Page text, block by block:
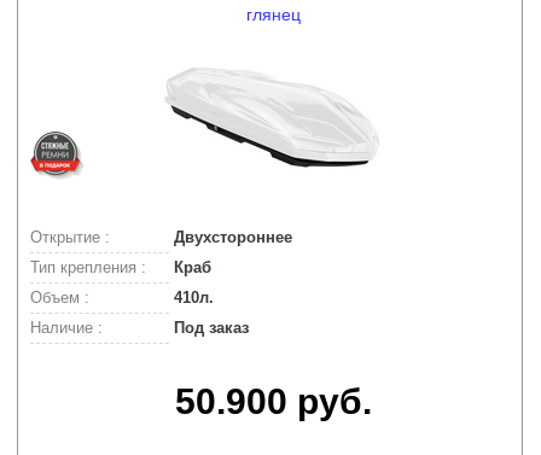
глянец
Открытие :
Двухстороннее
Тип крепления :
Краб
Объем :
410л.
Наличие :
Под заказ
50.900 руб.